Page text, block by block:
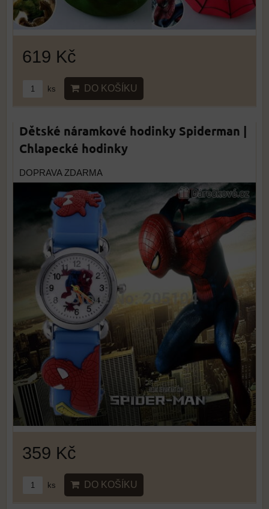
619 Kč
ks DO KOŠÍKU
Dětské náramkové hodinky Spiderman |
Chlapecké hodinky
DOPRAVA ZDARMA
359 Kč
ks DO KOŠÍKU